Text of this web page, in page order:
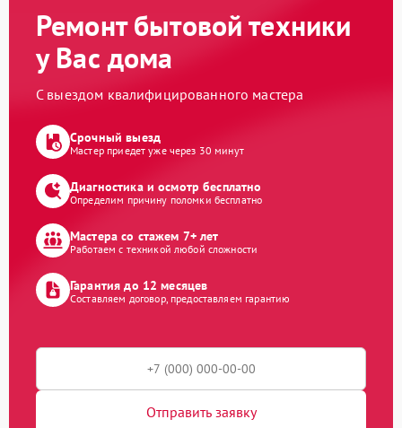
Ремонт бытовой техники
у Вас дома
С выездом квалифицированного мастера
Срочный выезд
Мастер приедет уже через 30 минут
Диагностика и осмотр бесплатно
Определим причину поломки бесплатно
Мастера со стажем 7+ лет
Работаем с техникой любой сложности
Гарантия до 12 месяцев
Составляем договор, предоставляем гарантию
Отправить заявку